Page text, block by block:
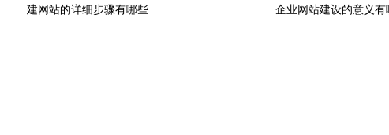
建网站的详细步骤有哪些
企业网站建设的意义有